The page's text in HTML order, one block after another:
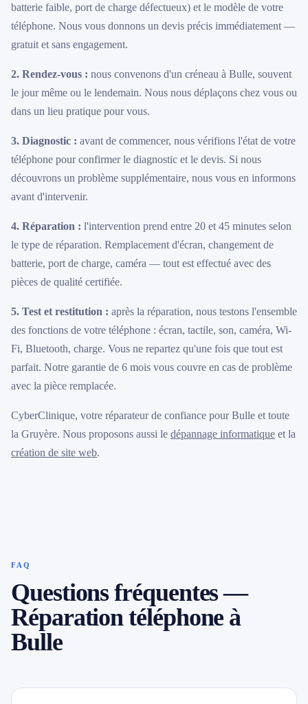
batterie faible, port de charge défectueux) et le modèle de votre
téléphone. Nous vous donnons un devis précis immédiatement —
gratuit et sans engagement.
2. Rendez-vous : nous convenons d'un créneau à Bulle, souvent
le jour même ou le lendemain. Nous nous déplaçons chez vous ou
dans un lieu pratique pour vous.
3. Diagnostic : avant de commencer, nous vérifions l'état de votre
téléphone pour confirmer le diagnostic et le devis. Si nous
découvrons un problème supplémentaire, nous vous en informons
avant d'intervenir.
4. Réparation : l'intervention prend entre 20 et 45 minutes selon
le type de réparation. Remplacement d'écran, changement de
batterie, port de charge, caméra — tout est effectué avec des
pièces de qualité certifiée.
5. Test et restitution : après la réparation, nous testons l'ensemble
des fonctions de votre téléphone : écran, tactile, son, caméra, Wi-
Fi, Bluetooth, charge. Vous ne repartez qu'une fois que tout est
parfait. Notre garantie de 6 mois vous couvre en cas de problème
avec la pièce remplacée.
CyberClinique, votre réparateur de confiance pour Bulle et toute
la Gruyère. Nous proposons aussi le dépannage informatique et la
création de site web.
FAQ
Questions fréquentes —
Réparation téléphone à
Bulle